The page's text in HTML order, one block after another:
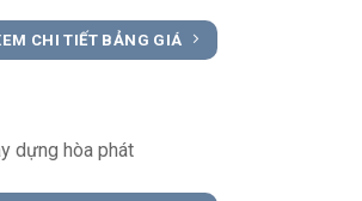
CHI TIẾT BẢNG GIÁ